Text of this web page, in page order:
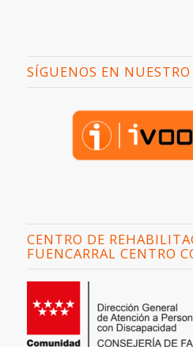
SÍGUENOS EN
CENTRO DE
FUENCARRAL CENTRO